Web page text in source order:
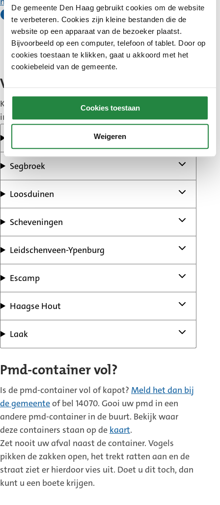
De gemeente Den Haag gebruikt cookies om de website
te verbeteren. Cookies zijn kleine bestanden die de
website op een apparaat van de bezoeker plaatst.
Bijvoorbeeld op een computer, telefoon of tablet. Door op
cookies toestaan te klikken, gaat u akkoord met het
cookiebeleid van de gemeente.
Cookies toestaan
Weigeren
Het gescheiden aanbieden van papier/karton,
textiel, glas en gft verandert niet. Het is niet
mogelijk om deze afvalsoorten achteraf te
scheiden.
Verandering per stadsdeel
Klik op uw stadsdeel om te zien hoe de pmd-
inzameling er in uw wijk uitziet.
Segbroek
Loosduinen
Scheveningen
Leidschenveen-Ypenburg
Escamp
Haagse Hout
Laak
Pmd-container vol?
Is de pmd-container vol of kapot? Meld het dan bij
de gemeenteof bel 14070. Gooi uw pmd in een
andere pmd-container in de buurt. Bekijk waar
deze containers staan op de kaart.
Zet nooit uw afval naast de container. Vogels
pikken de zakken open, het trekt ratten aan en de
straat ziet er hierdoor vies uit. Doet u dit toch, dan
kunt u een boete krijgen.